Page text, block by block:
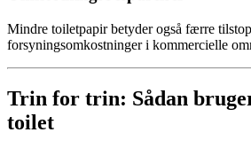
Mindre toiletpapir betyder også færre
forsyningsomkostninger i kommercielle
Trin for trin: Sådan
toilet